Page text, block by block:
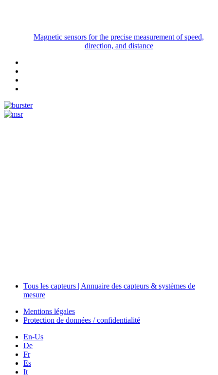
Magnetic sensors for the precise measurement of speed,
direction, and distance
Tous les capteurs | Annuaire des capteurs & systèmes de
mesure
Mentions légales
Protection de données / confidentialité
En-Us
De
Fr
Es
It